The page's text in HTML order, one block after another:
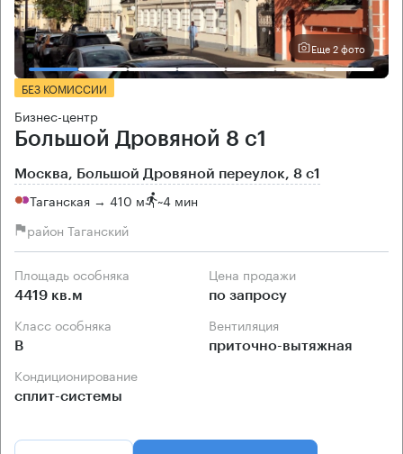
Еще 2 фото
БЕЗ КОМИССИИ
Бизнес-центр
Большой Дровяной 8 с1
Москва, Большой Дровяной переулок, 8 с1
Таганская → 410 м ~4 мин
район Таганский
Площадь особняка
4419 кв.м
Цена продажи
по запросу
Класс особняка
B
Вентиляция
приточно-вытяжная
Кондиционирование
сплит-системы